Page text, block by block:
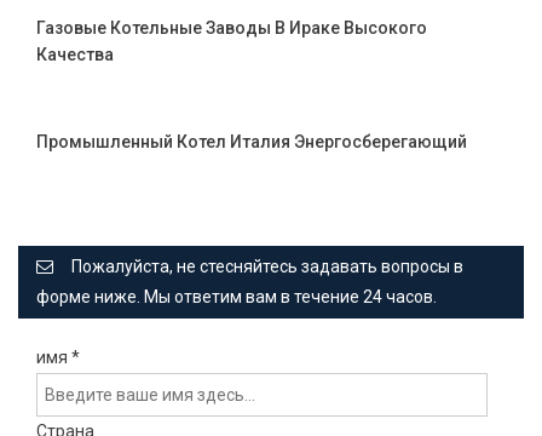
Газовые Котельные Заводы В Ираке Высокого
Качества
Промышленный Котел Италия Энергосберегающий
Пожалуйста, не стесняйтесь задавать вопросы в
форме ниже. Мы ответим вам в течение 24 часов.
имя *
Страна